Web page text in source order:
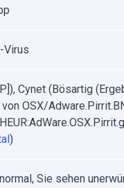
Virus
Cynet (Bösartig
OSX/
)
Sie sehen